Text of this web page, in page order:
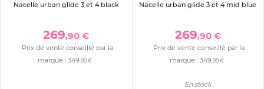
Nacelle urban glide 3 et 4 black
269,90 €
Prix de vente conseillé par la
marque :349 ,90 €
Nacelle urban glide 3 et 4 mid blue
269,90 €
Prix de vente conseillé par la
marque : 349 ,90 €
En stock